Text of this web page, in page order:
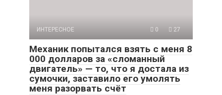
ИНТЕРЕСНОЕ 0 27
Механик попытался взять с меня 8
000 долларов за «сломанный
двигатель» — то, что я достала из
сумочки, заставило его умолять
меня разорвать счёт